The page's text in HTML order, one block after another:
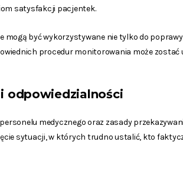
satysfakcji pacjentek.
mogą być wykorzystywane nie tylko do
procedur monitorowania może zostać
odpowiedzialności
medycznego oraz zasady
sytuacji, w których trudno ustalić, kto